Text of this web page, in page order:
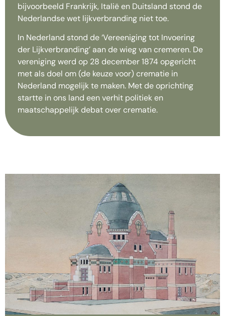
bijvoorbeeld Frankrijk, Italië en Duitsland stond de
Nederlandse wet lijkverbranding niet toe.
In Nederland stond de ‘Vereeniging tot Invoering
der Lijkverbranding’ aan de wieg van cremeren. De
vereniging werd op 28 december 1874 opgericht
met als doel om (de keuze voor) crematie in
Nederland mogelijk te maken. Met de oprichting
startte in ons land een verhit politiek en
maatschappelijk debat over crematie.